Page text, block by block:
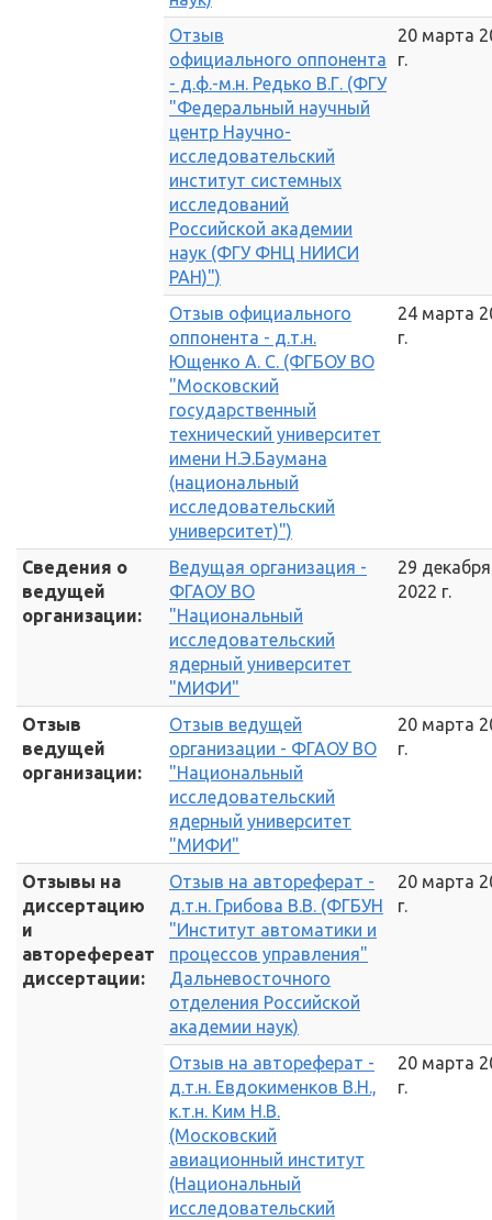
Отзыв
официального оппонента
- д.ф.-м.н. Редько В.Г. (ФГУ
"Федеральный научный
центр Научно-
исследовательский
институт системных
исследований
Российской академии
наук (ФГУ ФНЦ НИИСИ
РАН)")
20 марта
г.
Отзыв официального
оппонента - д.т.н.
Ющенко А. С. (ФГБОУ ВО
"Московский
государственный
технический университет
имени Н.Э.Баумана
(национальный
исследовательский
университет)")
24 марта
г.
Сведения о
ведущей
организации:
Ведущая организация -
ФГАОУ ВО
"Национальный
исследовательский
ядерный университет
"МИФИ"
29 декабря
2022 г.
Отзыв
ведущей
организации:
Отзыв ведущей
организации - ФГАОУ ВО
"Национальный
исследовательский
ядерный университет
"МИФИ"
20 марта
г.
Отзывы на
диссертацию
и
авторефереат
диссертации:
Отзыв на автореферат -
д.т.н. Грибова В.В. (ФГБУН
"Институт автоматики и
процессов управления"
Дальневосточного
отделения Российской
академии наук)
20 марта
г.
Отзыв на автореферат -
д.т.н. Евдокименков В.Н.,
к.т.н. Ким Н.В.
(Московский
авиационный институт
(Национальный
исследовательский
20 марта
г.